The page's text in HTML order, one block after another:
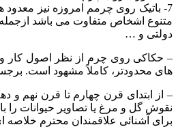
7- باتیک روی چرمم امروزه نیز معدود
متنوع اشخاص متفاوت می باشد ازجمله:
دولتی و …
– حکاکی روی چرم از نظر اصول کار و
های محدودتر، کاملاً مشهود است.
– از ابتدای قرن چهارم تا قرن نهم
نقوش گل و مرغ یا تصاویر حیوانات را
برای آشنائی علاقمندان محترم